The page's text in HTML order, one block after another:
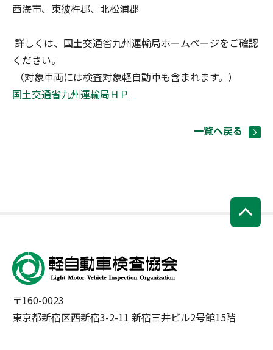
西海市、東彼杵郡、北松浦郡
詳しくは、国土交通省九州運輸局ホームページをご確認
ください。
（対象車両には検査対象軽自動車も含まれます。）
国土交通省九州運輸局ＨＰ
一覧へ戻る
〒160-0023
東京都新宿区西新宿3-2-11 新宿三井ビル2号館15階